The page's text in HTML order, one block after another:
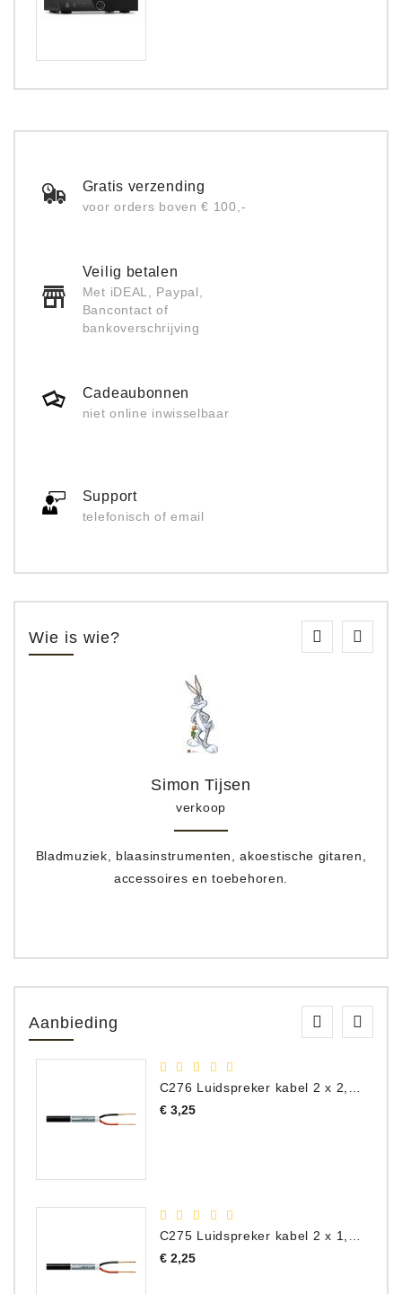
Gratis verzending
voor orders boven € 100,-
Veilig betalen
Met iDEAL, Paypal,
Bancontact of
bankoverschrijving
Cadeaubonnen
niet online inwisselbaar
Support
telefonisch of email
Wie is wie?
Simon Tijsen
verkoop
Bladmuziek, blaasinstrumenten, akoestische gitaren,
accessoires en toebehoren.
Aanbieding
€ 3,25Prijs
€ 2,25Prijs